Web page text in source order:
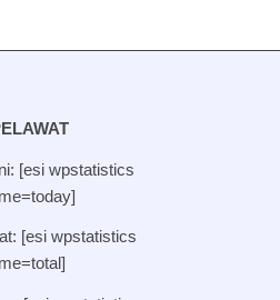
[esi wpstatistics
[esi wpstatistics